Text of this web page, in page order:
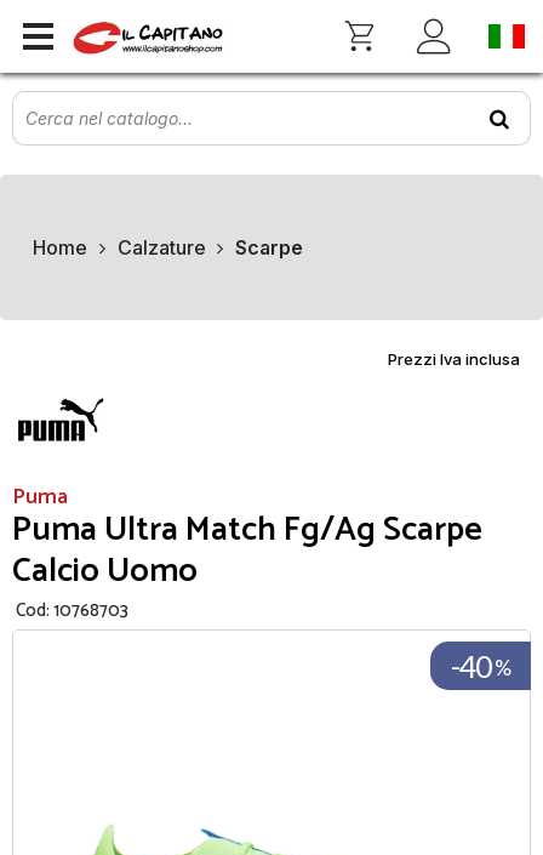
Home Calzature Scarpe
Prezzi Iva inclusa
Puma
Puma Ultra Match Fg/Ag Scarpe
Calcio Uomo
Cod:10768703
-40%